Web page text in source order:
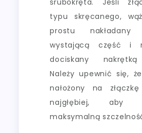
typu skręcanego,
prostu
wystającą część i
dociskany nakrętką
Należy upewnić się,
nałożony na
najgłębiej, aby
maksymalną